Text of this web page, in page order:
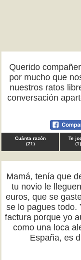
Querido
por mucho que
nuestros ratos
conversación
Cuánta razón
(21)
Te
(1)
Mamá, tenía que
tu novio le
euros, que se
se lo pagues todo.
factura porque yo
como una loca
España, es